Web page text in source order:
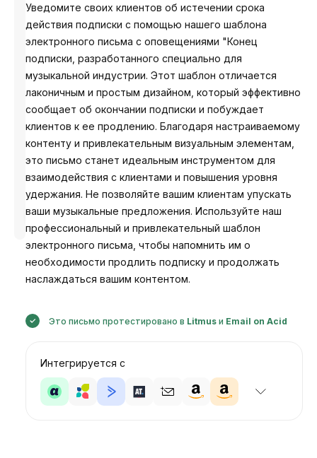
Анастасия
Уведомите своих клиентов об истечении срока
действия подписки с помощью нашего шаблона
электронного письма с оповещениями "Конец
подписки, разработанного специально для
музыкальной индустрии. Этот шаблон отличается
лаконичным и простым дизайном, который эффективно
сообщает об окончании подписки и побуждает
клиентов к ее продлению. Благодаря настраиваемому
контенту и привлекательным визуальным элементам,
это письмо станет идеальным инструментом для
взаимодействия с клиентами и повышения уровня
удержания. Не позволяйте вашим клиентам упускать
ваши музыкальные предложения. Используйте наш
профессиональный и привлекательный шаблон
электронного письма, чтобы напомнить им о
необходимости продлить подписку и продолжать
наслаждаться вашим контентом.
Это письмо протестировано в Litmusи Email on Acid
Интегрируется с